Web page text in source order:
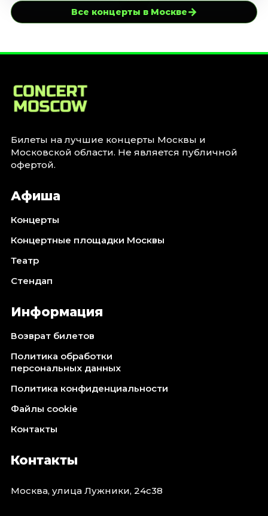
Все концерты в Москве→
Билеты на лучшие концерты Москвы и
Московской области. Не является публичной
офертой.
Афиша
Концерты
Концертные площадки Москвы
Театр
Стендап
Информация
Возврат билетов
Политика обработки
персональных данных
Политика конфиденциальности
Файлы cookie
Контакты
Контакты
Москва, улица Лужники, 24с38